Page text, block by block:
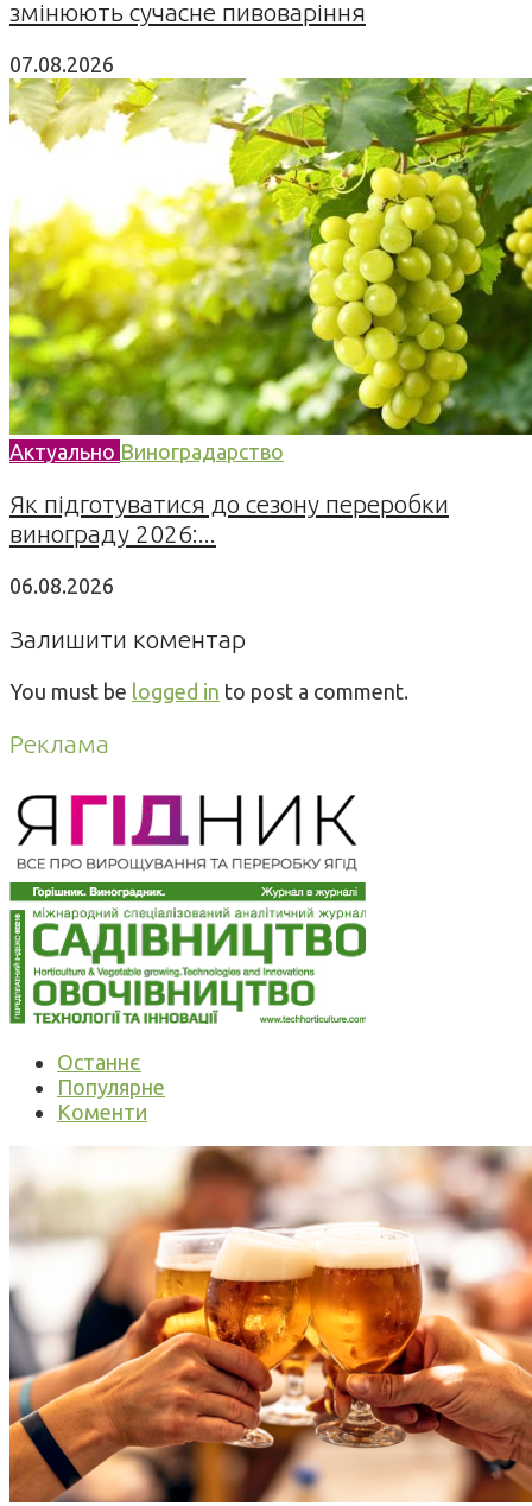
змінюють сучасне пивоваріння
07.08.2026
Актуально Виноградарство
Як підготуватися до сезону переробки
винограду 2026:...
06.08.2026
Залишити коментар
You must be logged in to post a comment.
Реклама
Останнє
Популярне
Коменти